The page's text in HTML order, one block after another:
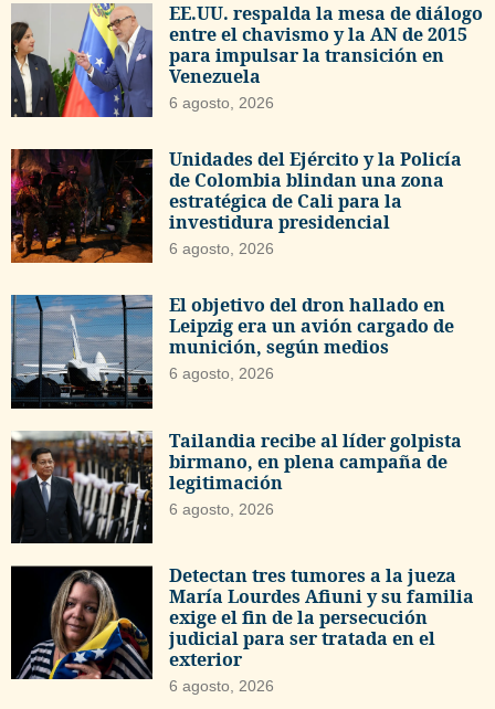
EE.UU. respalda la mesa de diálogo
entre el chavismo y la AN de 2015
para impulsar la transición en
Venezuela
6 agosto, 2026
Unidades del Ejército y la Policía
de Colombia blindan una zona
estratégica de Cali para la
investidura presidencial
6 agosto, 2026
El objetivo del dron hallado en
Leipzig era un avión cargado de
munición, según medios
6 agosto, 2026
Tailandia recibe al líder golpista
birmano, en plena campaña de
legitimación
6 agosto, 2026
Detectan tres tumores a la jueza
María Lourdes Afiuni y su familia
exige el fin de la persecución
judicial para ser tratada en el
exterior
6 agosto, 2026